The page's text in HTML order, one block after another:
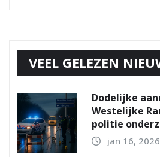
VEEL GELEZEN
Dodelijke
Westelijke
politie
jan 16, 2026